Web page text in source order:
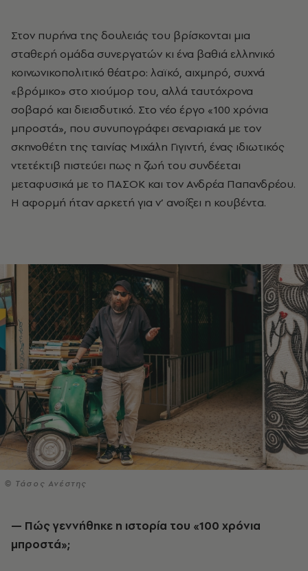
Στον πυρήνα της δουλειάς του βρίσκονται μια
σταθερή ομάδα συνεργατών κι ένα βαθιά ελληνικό
κοινωνικοπολιτικό θέατρο: λαϊκό, αιχμηρό, συχνά
«βρόμικο» στο χιούμορ του, αλλά ταυτόχρονα
σοβαρό και διεισδυτικό. Στο νέο έργο «100 χρόνια
μπροστά», που συνυπογράφει σεναριακά με τον
σκηνοθέτη της ταινίας Μιχάλη Γιγιντή, ένας ιδιωτικός
ντετέκτιβ πιστεύει πως η ζωή του συνδέεται
μεταφυσικά με το ΠΑΣΟΚ και τον Ανδρέα Παπανδρέου.
Η αφορμή ήταν αρκετή για ν’ ανοίξει η κουβέντα.
© Τάσος Ανέστης
— Πώς γεννήθηκε η ιστορία του «100 χρόνια
μπροστά»;